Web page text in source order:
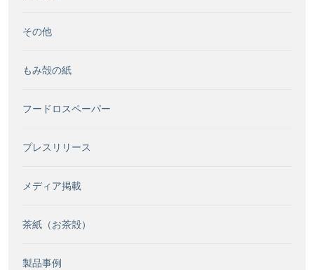
その他
もみ殻の紙
フードロスペーパー
プレスリリース
メディア掲載
茶紙（お茶殻）
製品事例